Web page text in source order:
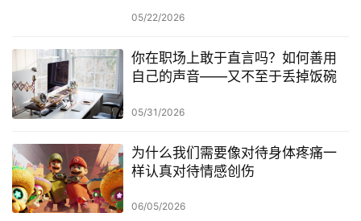
05/22/2026
你在职场上敢于直言吗？如何善用
自己的声音——又不至于丢掉饭碗
05/31/2026
为什么我们需要像对待身体疼痛一
样认真对待情感创伤
06/05/2026